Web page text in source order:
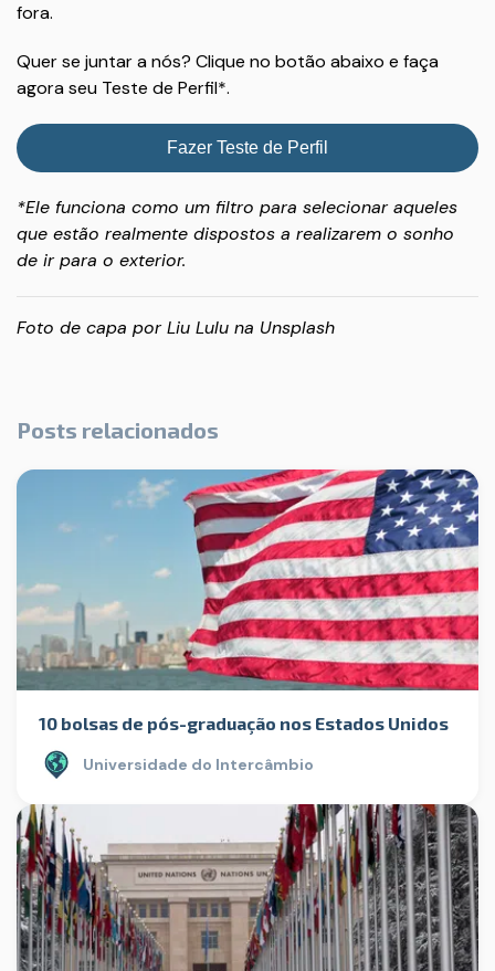
fora.
Quer se juntar a nós? Clique no botão abaixo e faça
agora seu Teste de Perfil*.
Fazer Teste de Perfil
*Ele funciona como um filtro para selecionar aqueles
que estão realmente dispostos a realizarem o sonho
de ir para o exterior.
Foto de capa porLiu Lulu na Unsplash
Posts relacionados
10 bolsas de pós-graduação nos Estados Unidos
Universidade do Intercâmbio